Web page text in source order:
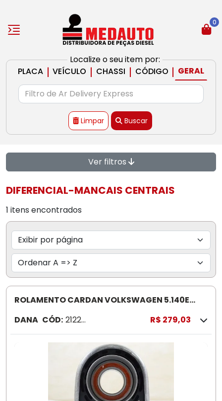
Localize o seu item por:
PLACA | VEÍCULO | CHASSI | CÓDIGO | GERAL
Limpar Buscar
0
Ver filtros
DIFERENCIAL-MANCAIS CENTRAIS
1 itens encontrados
ROLAMENTO CARDAN VOLKSWAGEN 5.140E
DANA CÓD: 21227
9-1X
R$ 279,03